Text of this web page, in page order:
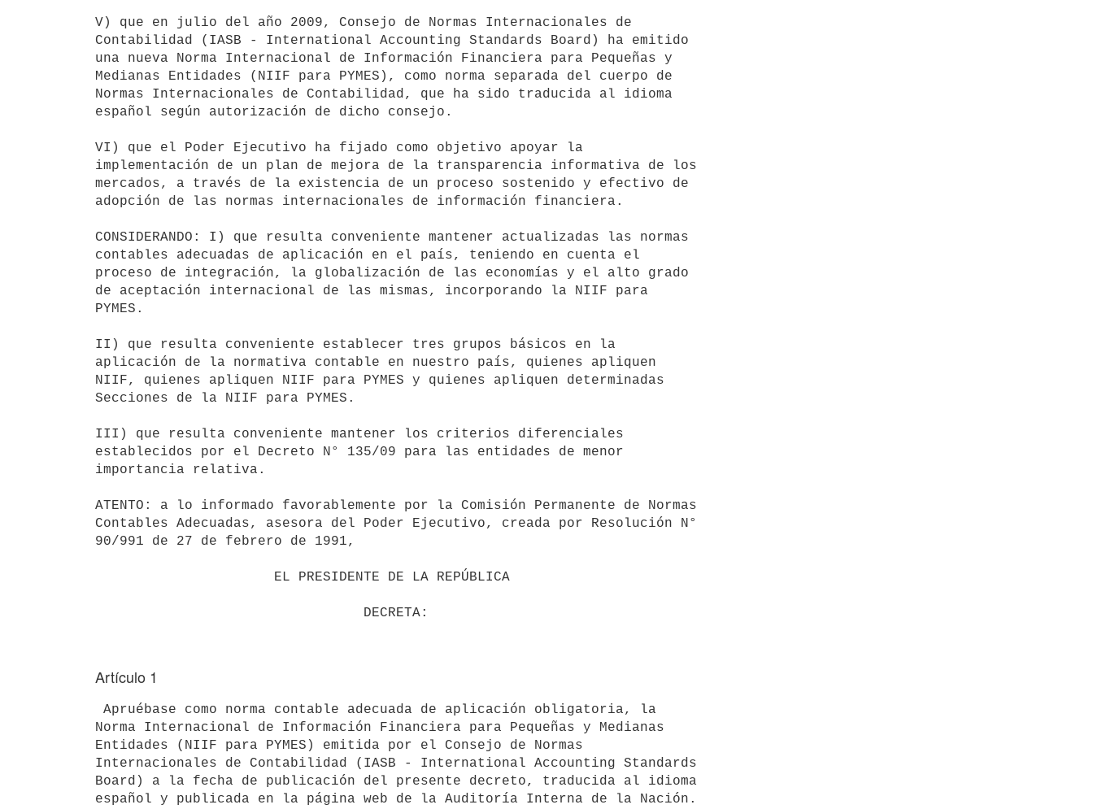
V) que en julio del año 2009, Consejo de Normas Internacionales de
Contabilidad (IASB - International Accounting Standards Board) ha emitido
una nueva Norma Internacional de Información Financiera para Pequeñas y
Medianas Entidades (NIIF para PYMES), como norma separada del cuerpo de
Normas Internacionales de Contabilidad, que ha sido traducida al idioma
español según autorización de dicho consejo.
VI) que el Poder Ejecutivo ha fijado como objetivo apoyar la
implementación de un plan de mejora de la transparencia informativa de los
mercados, a través de la existencia de un proceso sostenido y efectivo de
adopción de las normas internacionales de información financiera.
CONSIDERANDO: I) que resulta conveniente mantener actualizadas las normas
contables adecuadas de aplicación en el país, teniendo en cuenta el
proceso de integración, la globalización de las economías y el alto grado
de aceptación internacional de las mismas, incorporando la NIIF para
PYMES.
II) que resulta conveniente establecer tres grupos básicos en la
aplicación de la normativa contable en nuestro país, quienes apliquen
NIIF, quienes apliquen NIIF para PYMES y quienes apliquen determinadas
Secciones de la NIIF para PYMES.
III) que resulta conveniente mantener los criterios diferenciales
establecidos por el Decreto N° 135/09 para las entidades de menor
importancia relativa.
ATENTO: a lo informado favorablemente por la Comisión Permanente de Normas
Contables Adecuadas, asesora del Poder Ejecutivo, creada por Resolución N°
90/991 de 27 de febrero de 1991,
Artículo 1
Norma Internacional de Información Financiera para Pequeñas y Medianas
Entidades (NIIF para PYMES) emitida por el Consejo de Normas
Internacionales de Contabilidad (IASB - International Accounting Standards
Board) a la fecha de publicación del presente decreto, traducida al idioma
español y publicada en la página web de la Auditoría Interna de la Nación.